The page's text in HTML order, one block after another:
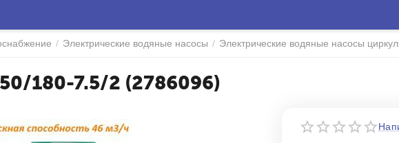
/ Электрические водяные насосы / Электрические водяные насосы
180-7.5/2 (2786096)